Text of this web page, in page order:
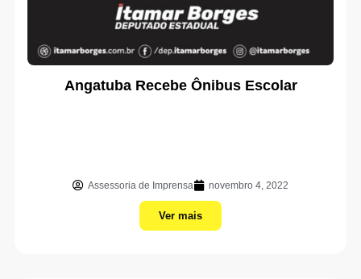
Angatuba Recebe Ônibus Escolar
Assessoria de Imprensa novembro 4, 2022
Ver mais